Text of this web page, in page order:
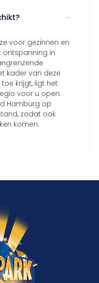
voor gezinnen en
ontspanning in
kader van deze
krijgt, ligt het
voor u open.
Hamburg op
zodat ook
komen.